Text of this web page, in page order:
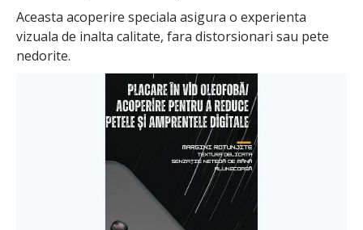
Aceasta acoperire speciala asigura o experienta
vizuala de inalta calitate, fara distorsionari sau pete
nedorite.